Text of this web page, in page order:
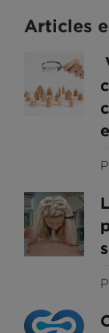
Articles